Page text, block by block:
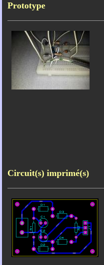
Prototype
Circuit(s) imprimé(s)